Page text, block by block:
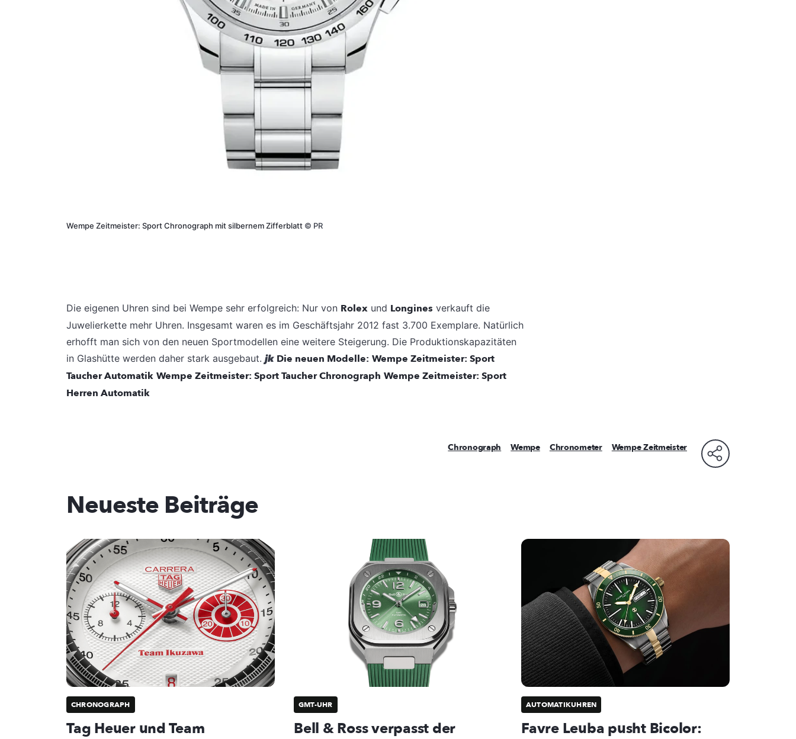
Wempe Zeitmeister: Sport Chronograph mit silbernem Zifferblatt © PR
Die eigenen Uhren sind bei Wempe sehr erfolgreich: Nur von Rolex und Longines verkauft die
Juwelierkette mehr Uhren. Insgesamt waren es im Geschäftsjahr 2012 fast 3.700 Exemplare. Natürlich
erhofft man sich von den neuen Sportmodellen eine weitere Steigerung. Die Produktionskapazitäten
in Glashütte werden daher stark ausgebaut. jk Die neuen Modelle: Wempe Zeitmeister: Sport
Taucher Automatik Wempe Zeitmeister: Sport Taucher Chronograph Wempe Zeitmeister: Sport
Herren Automatik
Chronograph Wempe Chronometer Wempe Zeitmeister
Neueste Beiträge
CHRONOGRAPH
Tag Heuer und Team
GMT-UHR
Bell & Ross verpasst der
AUTOMATIKUHREN
Favre Leuba pusht Bicolor: